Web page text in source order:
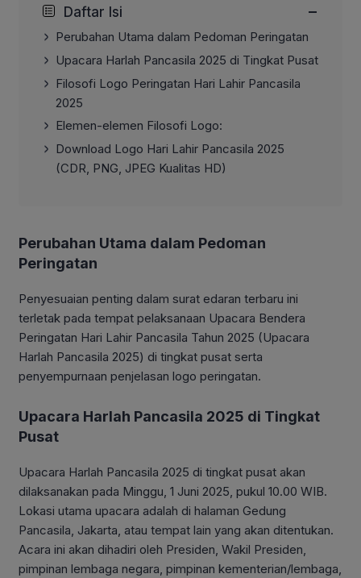
Daftar Isi −
Perubahan Utama dalam Pedoman Peringatan
Upacara Harlah Pancasila 2025 di Tingkat Pusat
Filosofi Logo Peringatan Hari Lahir Pancasila
2025
Elemen-elemen Filosofi Logo:
Download Logo Hari Lahir Pancasila 2025
(CDR, PNG, JPEG Kualitas HD)
Perubahan Utama dalam Pedoman
Peringatan
Penyesuaian penting dalam surat edaran terbaru ini
terletak pada tempat pelaksanaan Upacara Bendera
Peringatan Hari Lahir Pancasila Tahun 2025 (Upacara
Harlah Pancasila 2025) di tingkat pusat serta
penyempurnaan penjelasan logo peringatan.
Upacara Harlah Pancasila 2025 di Tingkat
Pusat
Upacara Harlah Pancasila 2025 di tingkat pusat akan
dilaksanakan pada Minggu, 1 Juni 2025, pukul 10.00 WIB.
Lokasi utama upacara adalah di halaman Gedung
Pancasila, Jakarta, atau tempat lain yang akan ditentukan.
Acara ini akan dihadiri oleh Presiden, Wakil Presiden,
pimpinan lembaga negara, pimpinan kementerian/lembaga,